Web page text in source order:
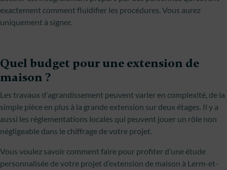
exactement comment fluidifier les procédures. Vous aurez
uniquement à signer.
Quel budget pour une extension de
maison ?
Les travaux d'agrandissement peuvent varier en complexité, de la
simple pièce en plus à la grande extension sur deux étages. Il y a
aussi les réglementations locales qui peuvent jouer un rôle non
négligeable dans le chiffrage de votre projet.
Vous voulez savoir comment faire pour profiter d’une étude
personnalisée de votre projet d’extension de maison à Lerm-et-